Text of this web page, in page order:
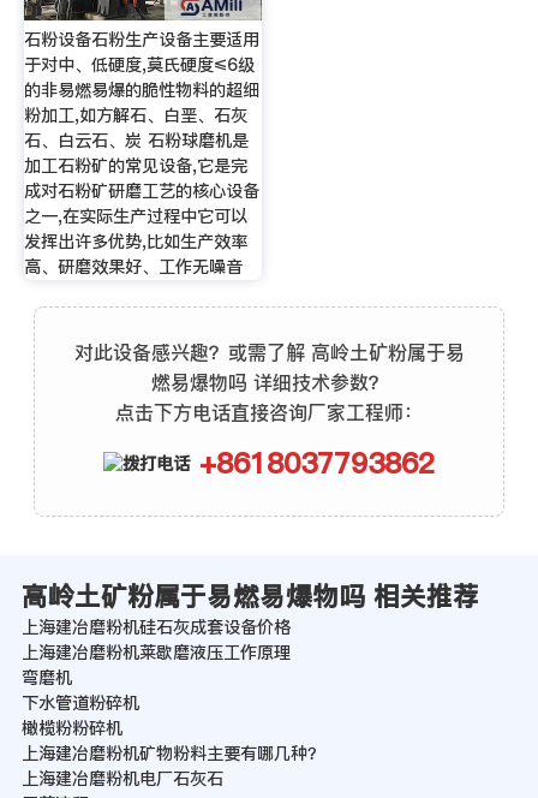
石粉设备石粉生产设备主要适用
于对中、低硬度,莫氏硬度≤6级
的非易燃易爆的脆性物料的超细
粉加工,如方解石、白垩、石灰
石、白云石、炭 石粉球磨机是
加工石粉矿的常见设备,它是完
成对石粉矿研磨工艺的核心设备
之一,在实际生产过程中它可以
发挥出许多优势,比如生产效率
高、研磨效果好、工作无噪音
对此设备感兴趣？或需了解 高岭土矿粉属于易
燃易爆物吗 详细技术参数？
点击下方电话直接咨询厂家工程师：
+8618037793862
高岭土矿粉属于易燃易爆物吗 相关推荐
上海建冶磨粉机硅石灰成套设备价格
上海建冶磨粉机莱歇磨液压工作原理
弯磨机
下水管道粉碎机
橄榄粉粉碎机
上海建冶磨粉机矿物粉料主要有哪几种？
上海建冶磨粉机电厂石灰石